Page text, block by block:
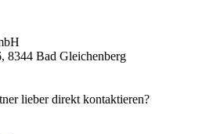
8344 Bad Gleichenberg
lieber direkt kontaktieren?